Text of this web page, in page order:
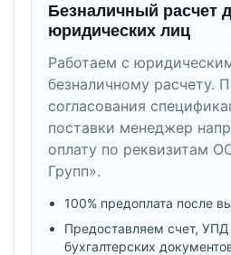
Безналичный расчет
юридических лиц
Работаем с
безналичному расчету.
согласования
поставки менеджер
оплату по реквизитам
Групп».
100% предоплата после
Предоставляем счет,
бухгалтерских